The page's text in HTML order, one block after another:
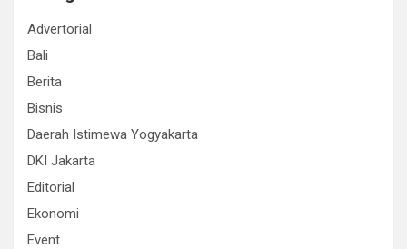
Advertorial
Bali
Berita
Bisnis
Daerah Istimewa Yogyakarta
DKI Jakarta
Editorial
Ekonomi
Event